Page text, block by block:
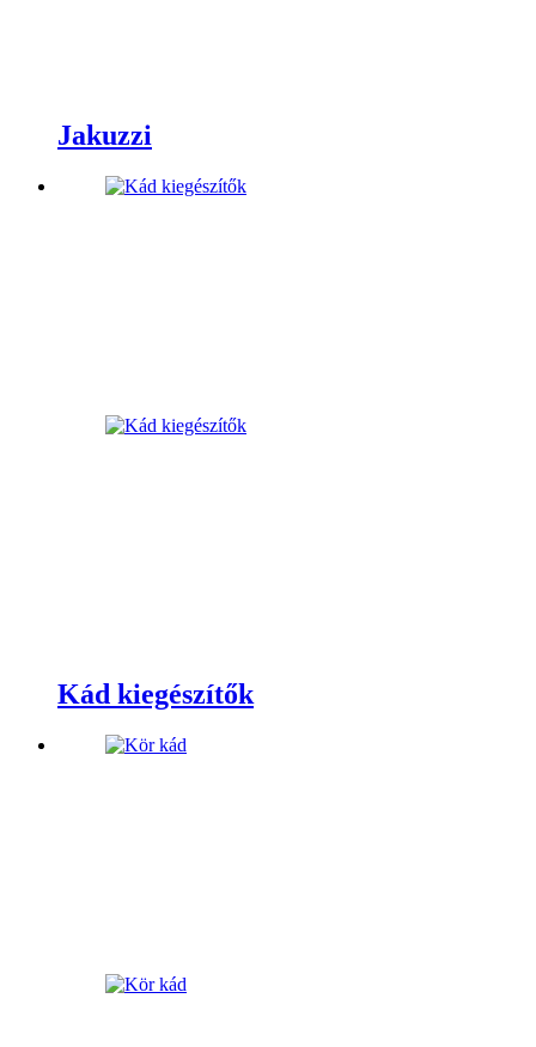
Jakuzzi
Kád kiegészítők